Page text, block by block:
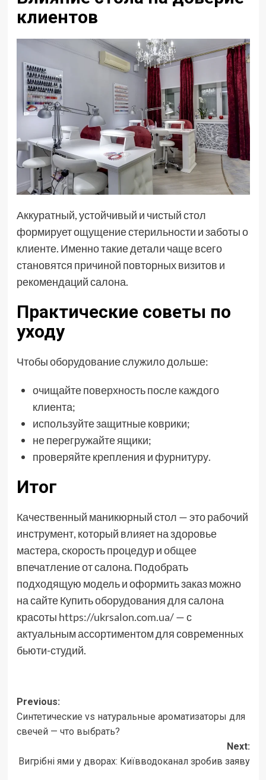
клиентов
Аккуратный, устойчивый и чистый стол
формирует ощущение стерильности и заботы о
клиенте. Именно такие детали чаще всего
становятся причиной повторных визитов и
рекомендаций салона.
Практические советы по
уходу
Чтобы оборудование служило дольше:
очищайте поверхность после каждого
клиента;
используйте защитные коврики;
не перегружайте ящики;
проверяйте крепления и фурнитуру.
Итог
Качественный маникюрный стол — это рабочий
инструмент, который влияет на здоровье
мастера, скорость процедур и общее
впечатление от салона. Подобрать
подходящую модель и оформить заказ можно
на сайте Купить оборудования для салона
красоты https://ukrsalon.com.ua/— с
актуальным ассортиментом для современных
бьюти-студий.
Post
navigation
Previous:
Синтетические vs натуральные ароматизаторы для
свечей — что выбрать?
Next:
Вигрібні ями у дворах: Київводоканал зробив заяву